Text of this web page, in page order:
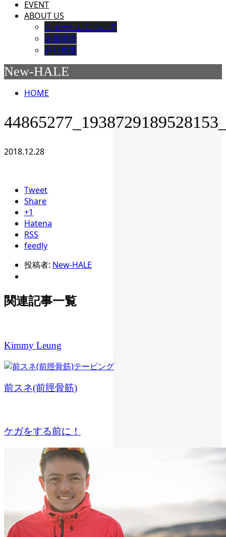
EVENT
ABOUT US
ニューハレについて
企業理念
会社概要
New-HALE
HOME
2018.12.28
Tweet
Share
+1
Hatena
RSS
feedly
投稿者: New-HALE
関連記事一覧
Kimmy Leung
前スネ(前脛骨筋)
ケガをする前に！